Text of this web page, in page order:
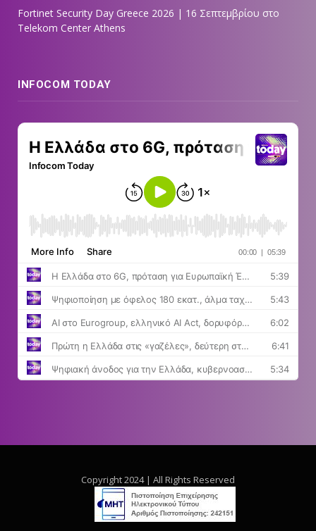
Fortinet Security Day Greece 2026 | 16 Σεπτεμβρίου στο
Telekom Center Athens
INFOCOM TODAY
Copyright 2024 | All Rights Reserved